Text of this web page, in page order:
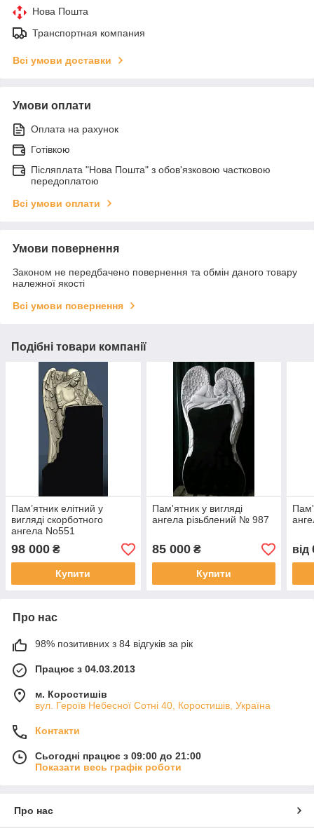
Нова Пошта
Транспортная компания
Всі умови доставки
Умови оплати
Оплата на рахунок
Готівкою
Післяплата "Нова Пошта" з обов'язковою частковою
передоплатою
Всі умови оплати
Умови повернення
Законом не передбачено повернення та обмін даного товару
належної якості
Всі умови повернення
Подібні товари компанії
Пам’ятник елітний у
вигляді скорботного
ангела No551
98 000 ₴
Купити
Пам'ятник у вигляді
ангела різьблений № 987
85 000₴
Купити
від
Про нас
98% позитивних з 84 відгуків за рік
Працює з 04.03.2013
м. Коростишів
вул. Героїв Небесної Сотні 40, Коростишів, Україна
Контакти
Сьогодні працює з 09:00 до 21:00
Показати весь графік роботи
Про нас